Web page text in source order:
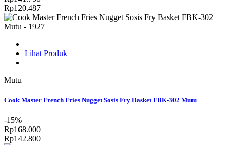
Rp120.487
Lihat Produk
Mutu
Cook Master French Fries Nugget Sosis Fry Basket FBK-302 Mutu
-15%
Rp168.000
Rp142.800